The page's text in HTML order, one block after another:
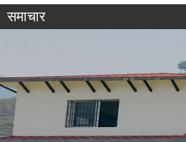
समाचार